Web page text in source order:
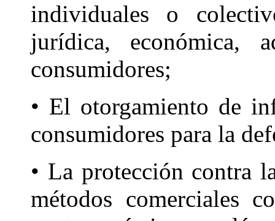
individuales o
jurídica, económica,
consumidores;
• El otorgamiento de
consumidores para la
• La protección contra
métodos comerciales